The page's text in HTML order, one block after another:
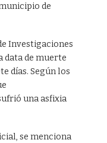
de
Investigaciones
data de muerte
días. Según los
una asfixia
se menciona